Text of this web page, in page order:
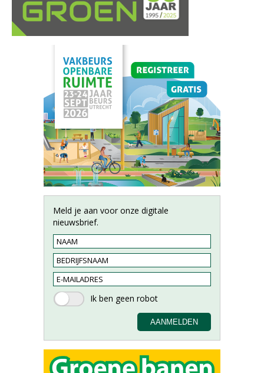
Meld je aan voor onze digitale
nieuwsbrief.